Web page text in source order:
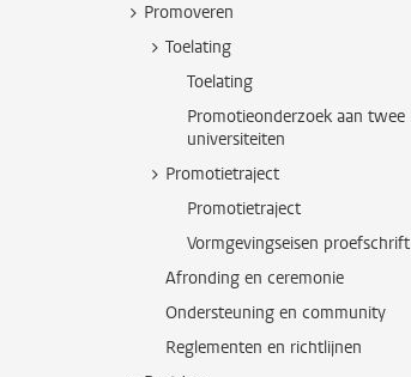
Promoveren
Toelating
Toelating
Promotieonderzoek aan twee
universiteiten
Promotietraject
Promotietraject
Vormgevingseisen proefschrift
Afronding en ceremonie
Ondersteuning en community
Reglementen en richtlijnen